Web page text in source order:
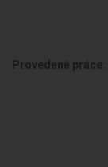
Provedené práce: